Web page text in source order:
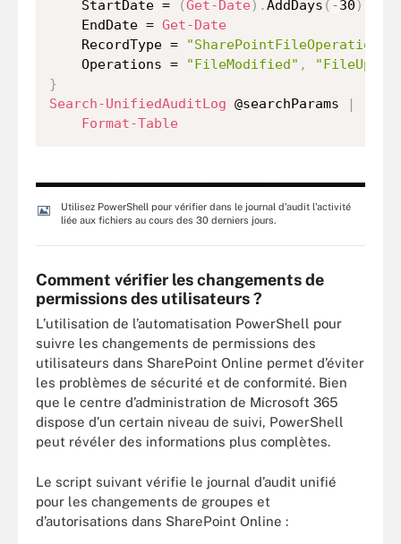
    StartDate =
(Get-Date) .AddDays ( -30 )
    EndDate =
Get-Date
    RecordType =
"SharePointFileOperation"
    Operations =
"FileModified" ,
}
Search-UnifiedAuditLog @searchParams |
Format-Table
Utilisez PowerShell pour vérifier dans le journal d'audit l'activité
liée aux fichiers au cours des 30 derniers jours.
Comment vérifier les changements de
permissions des utilisateurs ?
L’utilisation de l’automatisation PowerShell pour
suivre les changements de permissions des
utilisateurs dans SharePoint Online permet d’éviter
les problèmes de sécurité et de conformité. Bien
que le centre d’administration de Microsoft 365
dispose d’un certain niveau de suivi, PowerShell
peut révéler des informations plus complètes.
Le script suivant vérifie le journal d’audit unifié
pour les changements de groupes et
d’autorisations dans SharePoint Online :